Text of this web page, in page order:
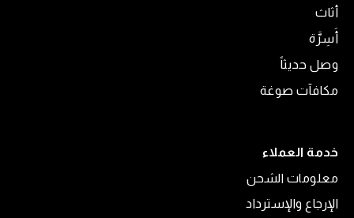
أثاث
أَسِرَّة
وصل حديثاً
مكافآت صوغة
خدمة العملاء
معلومات الشحن
الإرجاع والإسترداد